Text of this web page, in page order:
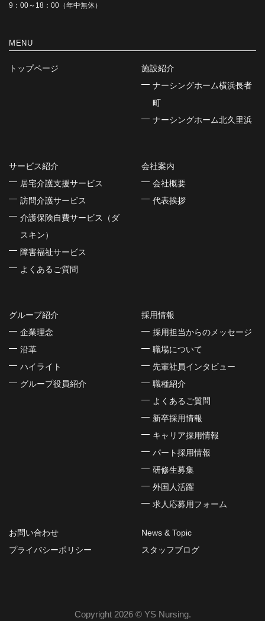
9：00～18：00（年中無休）
MENU
トップページ
施設紹介
ナーシングホーム横浜長者
町
ナーシングホーム北久里浜
サービス紹介
居宅介護支援サービス
訪問介護サービス
介護保険自費サービス（ダ
スキン）
障害福祉サービス
よくあるご質問
会社案内
会社概要
代表挨拶
グループ紹介
企業理念
沿革
ハイライト
グループ役員紹介
採用情報
採用担当からのメッセージ
職場について
先輩社員インタビュー
職種紹介
よくあるご質問
新卒採用情報
キャリア採用情報
パート採用情報
研修生募集
外国人活躍
求人応募用フォーム
お問い合わせ
プライバシーポリシー
News & Topic
スタッフブログ
Copyright 2026 © YS Nursing.